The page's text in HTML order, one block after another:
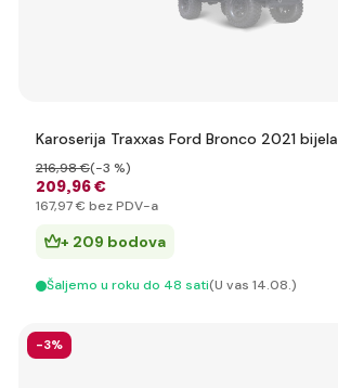
Karoserija Traxxas Ford Bronco 2021 bijela
209,96 €
216,98 €(-3 %)
167,97 € bez PDV-a
+ 209 bodova
Šaljemo u roku do 48 sati(U vas 14.08.)
-3%